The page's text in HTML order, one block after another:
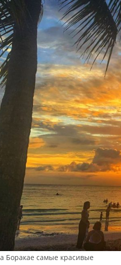
Боракае самые красивые